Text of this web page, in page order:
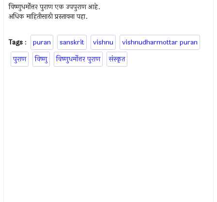
विष्णुधर्मोत्तर पुराण एक उपपुराण आहे.
अधिक माहितीसाठी प्रस्तावना पहा.
Tags : puran sanskrit vishnu
vishnudharmottar puran
पुराण
विष्णु विष्णुधर्मोत्तर पुराण संस्कृत